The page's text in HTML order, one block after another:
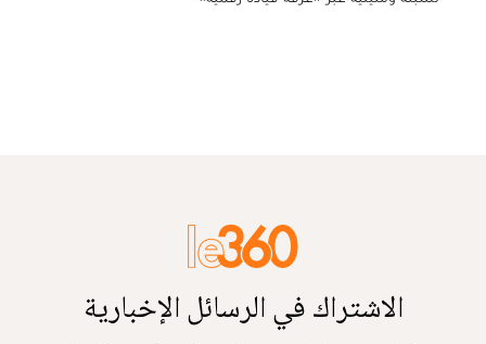
الاشتراك في الرسائل الإخبارية